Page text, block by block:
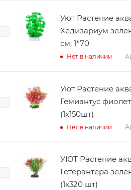
Уют Растение
Хедизариум
см, 1*70
Нет в наличии
Уют Растение
Гемиантус
(1х150шт)
Нет в наличии
УЮТ Растение
Гетерантера
(1х320 шт)